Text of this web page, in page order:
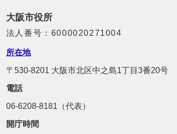
大阪市役所
法人番号：6000020271004
所在地
〒530-8201 大阪市北区中之島1丁目3番20号
電話
06-6208-8181（代表）
開庁時間